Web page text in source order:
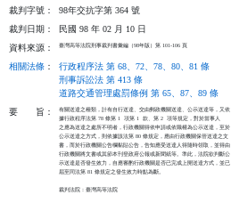
裁判字號：
98年交抗字第 364 號
裁判日期：
民國 98 年 02 月 10 日
資料來源：
臺灣高等法院刑事裁判書彙編（98年版）第 101-106 頁
相關法條 ：
行政程序法 第 68、72、78、80、81 條
刑事訴訟法 第 413 條
道路交通管理處罰條例 第 65、87、89 條
要
旨：
有關送達之種類，計有自行送達、交由郵政機關送達、公示送達等，又依
據行政程序法第 78 條第 1  項第 1  款、第 2  項等規定，對於當事人
之應為送達之處所不明者，行政機關得依申請或依職權為公示送達，至於
公示送達之方式，則依據該法第 80 條規定，應由行政機關保管送達之文
書，而於行政機關公告欄黏貼公告，告知應受送達人得隨時領取，並得由
行政機關將文書或其節本刊登政府公報或新聞紙等。準此，法院欲判斷公
示送達是否發生效力，自應審酌行政機關是否已完成上開送達方式，並已
屆至同法第 81 條規定之發生效力時點為斷。
裁判法院：臺灣高等法院